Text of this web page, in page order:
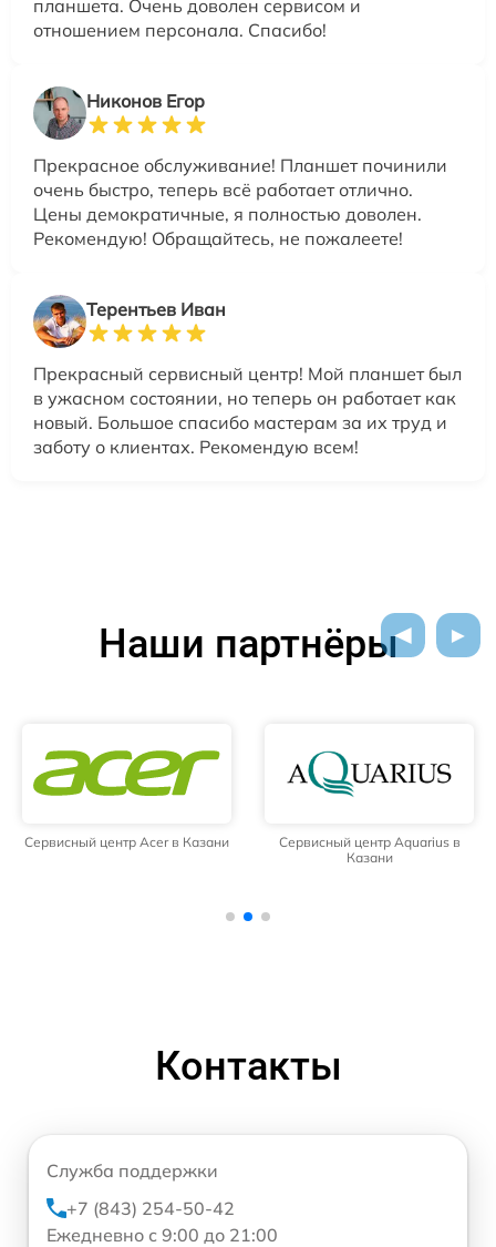
планшета. Очень доволен сервисом и
отношением персонала. Спасибо!
Никонов Егор
Прекрасное обслуживание! Планшет починили
очень быстро, теперь всё работает отлично.
Цены демократичные, я полностью доволен.
Рекомендую! Обращайтесь, не пожалеете!
Терентьев Иван
Прекрасный сервисный центр! Мой планшет был
в ужасном состоянии, но теперь он работает как
новый. Большое спасибо мастерам за их труд и
заботу о клиентах. Рекомендую всем!
Наши партнёры
Сервисный центр Acer в Казани
Сервисный центр Aquarius в
Казани
Контакты
Служба поддержки
+7 (843) 254-50-42
Ежедневно с 9:00 до 21:00